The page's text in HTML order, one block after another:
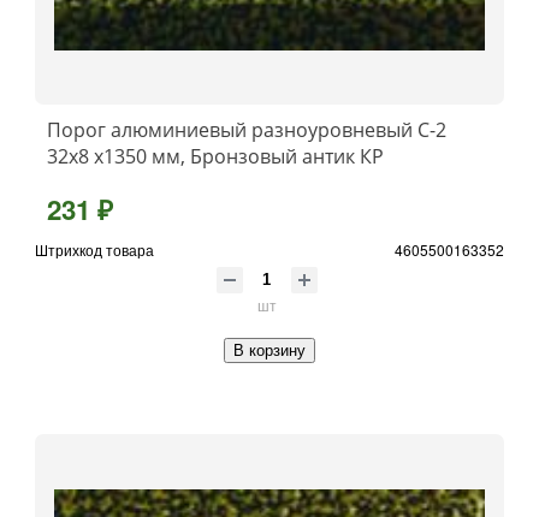
Порог алюминиевый разноуровневый C-2
32x8 x1350 мм, Бронзовый антик КР
231 ₽
Штрихкод товара 4605500163352
шт
В корзину